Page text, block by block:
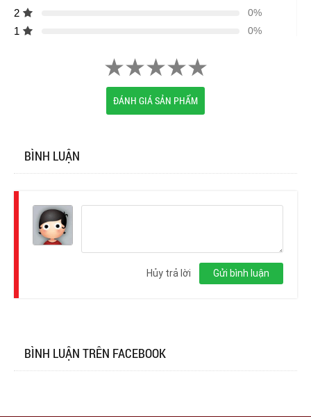
2 0%
1 0%
ĐÁNH GIÁ SẢN PHẨM
BÌNH LUẬN
Gửi bình luận
Hủy trả lời
BÌNH LUẬN TRÊN FACEBOOK